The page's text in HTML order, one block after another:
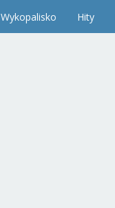
Wykopalisko Hity